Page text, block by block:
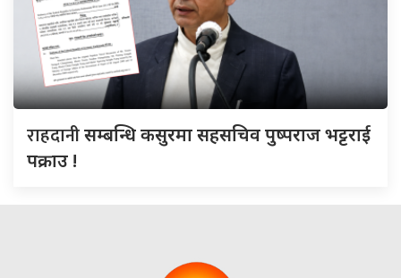
राहदानीसम्बन्धि कसुरमा सहसचिव पुष्पराज भट्टराई
पक्राउ !